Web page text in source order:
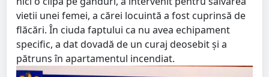
vietii unei femei, a cărei locuintă a fost cuprinsă de
flăcări. În ciuda faptului ca nu avea echipament
specific, a dat dovadă de un curaj deosebit şi a
pătruns în apartamentul incendiat.